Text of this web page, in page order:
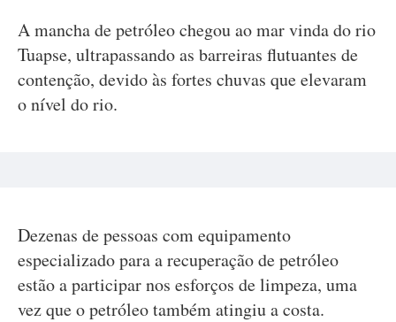
A mancha de petróleo chegou ao mar vinda do rio
Tuapse, ultrapassando as barreiras flutuantes de
contenção, devido às fortes chuvas que elevaram
o nível do rio.
Dezenas de pessoas com equipamento
especializado para a recuperação de petróleo
estão a participar nos esforços de limpeza, uma
vez que o petróleo também atingiu a costa.